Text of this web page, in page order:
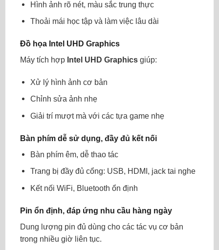
Hình ảnh rõ nét, màu sắc trung thực
Thoải mái học tập và làm việc lâu dài
Đồ họa Intel UHD Graphics
Máy tích hợp Intel UHD Graphics giúp:
Xử lý hình ảnh cơ bản
Chỉnh sửa ảnh nhẹ
Giải trí mượt mà với các tựa game nhẹ
Bàn phím dễ sử dụng, đầy đủ kết nối
Bàn phím êm, dễ thao tác
Trang bị đầy đủ cổng: USB, HDMI, jack tai nghe
Kết nối WiFi, Bluetooth ổn định
Pin ổn định, đáp ứng nhu cầu hàng ngày
Dung lượng pin đủ dùng cho các tác vụ cơ bản
trong nhiều giờ liên tục.